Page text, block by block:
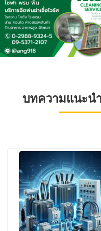
บทความแนะน